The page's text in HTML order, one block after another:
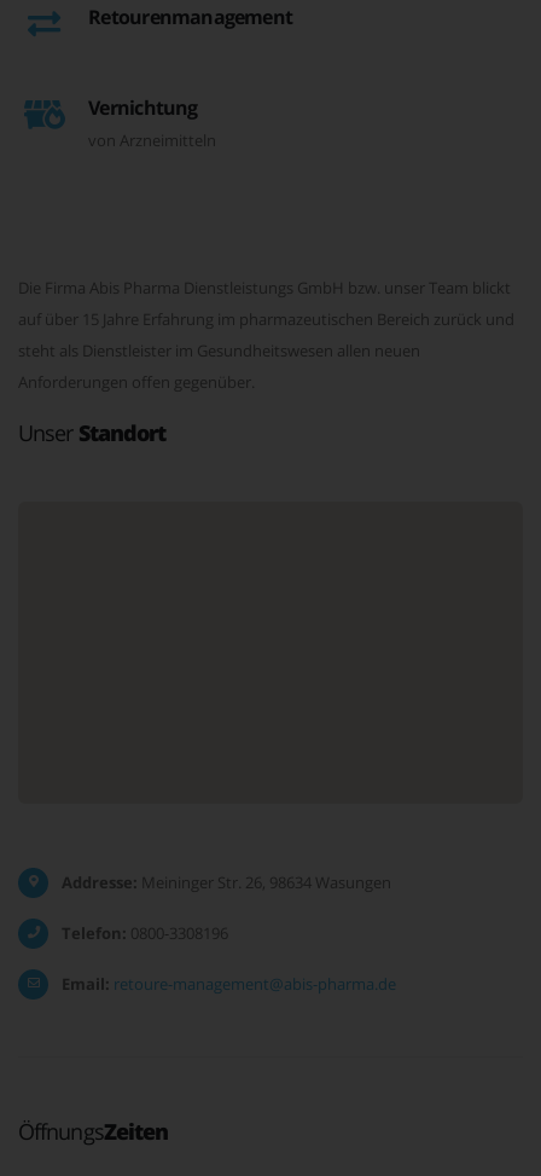
Retourenmanagement
Vernichtung
von Arzneimitteln
Die Firma Abis Pharma Dienstleistungs GmbH bzw. unser Team blickt
auf über 15 Jahre Erfahrung im pharmazeutischen Bereich zurück und
steht als Dienstleister im Gesundheitswesen allen neuen
Anforderungen offen gegenüber.
Unser Standort
Addresse: Meininger Str. 26, 98634 Wasungen
Telefon: 0800-3308196
Email: retoure-management@abis-pharma.de
ÖffnungsZeiten